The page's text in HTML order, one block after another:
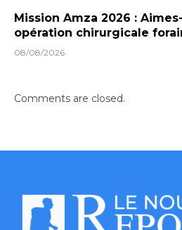
Mission Amza 2026 :
opération chirurgicale
08/08/2026
Comments are closed.